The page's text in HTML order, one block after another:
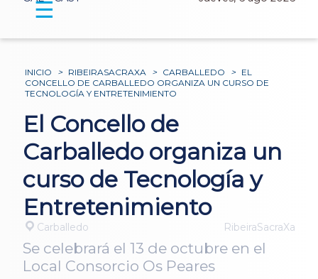
☰
INICIO > RIBEIRASACRAXA > CARBALLEDO > EL
CONCELLO DE CARBALLEDO ORGANIZA UN CURSO DE
TECNOLOGÍA Y ENTRETENIMIENTO
El Concello de
Carballedo organiza un
curso de Tecnología y
Entretenimiento
Carballedo RibeiraSacraXa
Se celebrará el 13 de octubre en el
Local Consorcio Os Peares